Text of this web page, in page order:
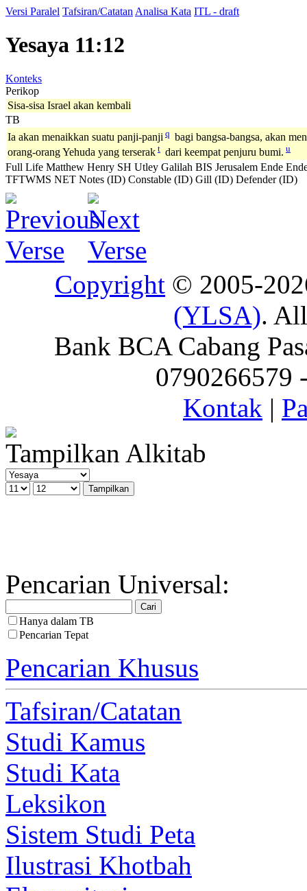
Versi Paralel Tafsiran/Catatan Analisa Kata ITL - draft
Yesaya 11:12
Konteks
Perikop
Sisa-sisa Israel akan kembali
TB
Ia akan menaikkan suatu panji-panji q bagi bangsa-bangsa, akan
orang-orang Yehuda yang terserak t dari keempat penjuru bumi. u
Full Life Matthew Henry SH Utley Galilah BIS Jerusalem Ende
TFTWMS NET Notes (ID) Constable (ID) Gill (ID) Defender (ID)
Copyright © 2005-
(YLSA).
Bank BCA Cabang
0790266579
Kontak |
Tampilkan Alkitab
Pencarian Universal:
Hanya dalam TB
Pencarian Tepat
Pencarian Khusus
Tafsiran/Catatan
Studi Kamus
Studi Kata
Leksikon
Sistem Studi Peta
Ilustrasi Khotbah